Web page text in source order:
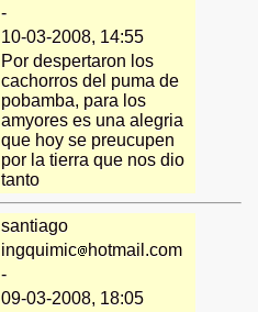
-
10-03-2008, 14:55
Por despertaron los
cachorros del puma de
pobamba, para los
amyores es una alegria
que hoy se preucupen
por la tierra que nos dio
tanto
santiago
ingquimic
hotmail.com
-
09-03-2008, 18:05